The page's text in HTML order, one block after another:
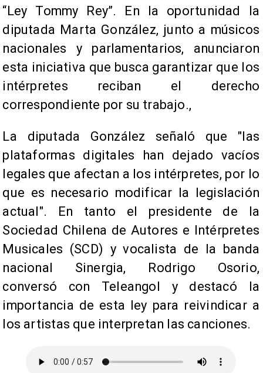
“Ley Tommy Rey”. En la oportunidad la
diputada Marta González, junto a músicos
nacionales y parlamentarios, anunciaron
esta iniciativa que busca garantizar que los
intérpretes reciban el derecho
correspondiente por su trabajo.,
La diputada González señaló que "las
plataformas digitales han dejado vacíos
legales que afectan a los intérpretes, por lo
que es necesario modificar la legislación
actual". En tanto el presidente de la
Sociedad Chilena de Autores e Intérpretes
Musicales (SCD) y vocalista de la banda
nacional Sinergia, Rodrigo Osorio,
conversó con Teleangol y destacó la
importancia de esta ley para reivindicar a
los artistas que interpretan las canciones.